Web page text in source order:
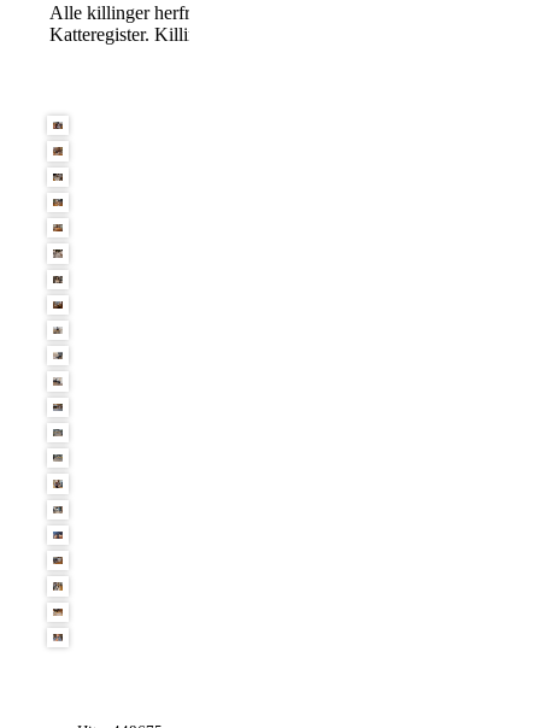
Alle killinger herfra er med Felis Danica stamtavle,
Katteregister. Killinger der er solgt til kæl og show er også